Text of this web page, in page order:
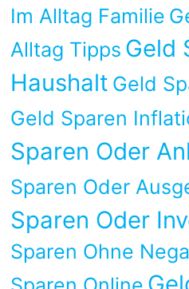
Im Alltag Familie
Alltag Tipps Geld
Haushalt Geld
Geld Sparen
Sparen Oder
Sparen Oder
Sparen Oder
Sparen Ohne